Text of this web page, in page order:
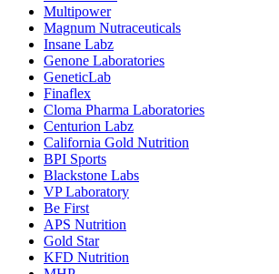
Multipower
Magnum Nutraceuticals
Insane Labz
Genone Laboratories
GeneticLab
Finaflex
Cloma Pharma Laboratories
Centurion Labz
California Gold Nutrition
BPI Sports
Blackstone Labs
VP Laboratory
Be First
APS Nutrition
Gold Star
KFD Nutrition